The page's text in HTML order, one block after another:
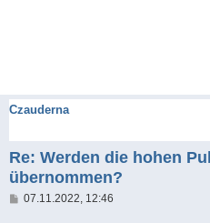
Czauderna
Re: Werden die hohen
übernommen?
B07.11.2022, 12:46